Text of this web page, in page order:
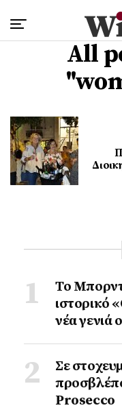
All
Το
ιστορικό
νέα γενιά
Σε
Prosecco